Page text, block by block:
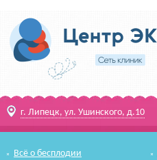
г. Липецк, ул. Ушинского, д.10
Всё о бесплодии